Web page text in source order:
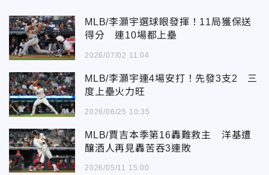
MLB/李灝宇選球眼發揮！11局獲保送
得分 連10場都上壘
2026/07/02 11:04
MLB/李灝宇連4場安打！先發3支2 三
度上壘火力旺
2026/06/25 10:35
MLB/賈吉本季第16轟難救主 洋基遭
釀酒人再見轟苦吞3連敗
2026/05/11 15:00